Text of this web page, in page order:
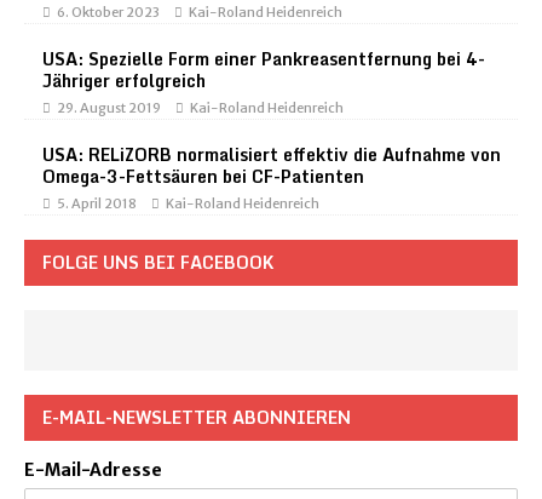
6. Oktober 2023 Kai-Roland Heidenreich
USA: Spezielle Form einer Pankreasentfernung bei 4-
Jähriger erfolgreich
29. August 2019 Kai-Roland Heidenreich
USA: RELiZORB normalisiert effektiv die Aufnahme von
Omega-3-Fettsäuren bei CF-Patienten
5. April 2018 Kai-Roland Heidenreich
FOLGE UNS BEI FACEBOOK
E-MAIL-NEWSLETTER ABONNIEREN
E-Mail-Adresse